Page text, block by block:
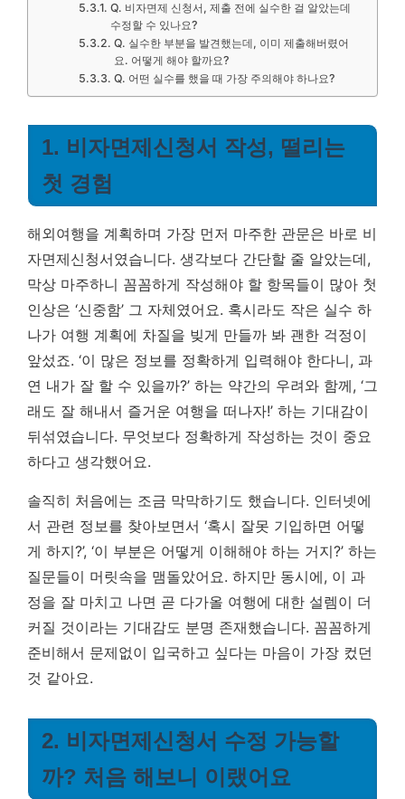
Q. 비자면제 신청서, 제출 전에 실수한 걸 알았는데
수정할 수 있나요?
Q. 실수한 부분을 발견했는데, 이미 제출해버렸어
요. 어떻게 해야 할까요?
Q. 어떤 실수를 했을 때 가장 주의해야 하나요?
1. 비자면제신청서 작성, 떨리는
첫 경험
해외여행을 계획하며 가장 먼저 마주한 관문은 바로 비
자면제신청서였습니다. 생각보다 간단할 줄 알았는데,
막상 마주하니 꼼꼼하게 작성해야 할 항목들이 많아 첫
인상은 ‘신중함’ 그 자체였어요. 혹시라도 작은 실수 하
나가 여행 계획에 차질을 빚게 만들까 봐 괜한 걱정이
앞섰죠. ‘이 많은 정보를 정확하게 입력해야 한다니, 과
연 내가 잘 할 수 있을까?’ 하는 약간의 우려와 함께, ‘그
래도 잘 해내서 즐거운 여행을 떠나자!’ 하는 기대감이
뒤섞였습니다. 무엇보다 정확하게 작성하는 것이 중요
하다고 생각했어요.
솔직히 처음에는 조금 막막하기도 했습니다. 인터넷에
서 관련 정보를 찾아보면서 ‘혹시 잘못 기입하면 어떻
게 하지?’, ‘이 부분은 어떻게 이해해야 하는 거지?’ 하는
질문들이 머릿속을 맴돌았어요. 하지만 동시에, 이 과
정을 잘 마치고 나면 곧 다가올 여행에 대한 설렘이 더
커질 것이라는 기대감도 분명 존재했습니다. 꼼꼼하게
준비해서 문제없이 입국하고 싶다는 마음이 가장 컸던
것 같아요.
2. 비자면제신청서 수정 가능할
까? 처음 해보니 이랬어요